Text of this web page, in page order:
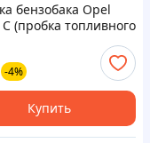
бензобака Opel
(пробка топливного
-4%
Купить